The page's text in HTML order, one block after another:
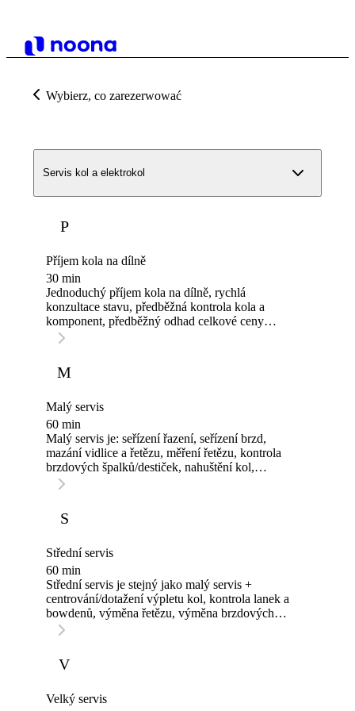
Wybierz, co zarezerwować
Servis kol a elektrokol
P
Příjem kola na dílně
30 min
Jednoduchý příjem kola na dílně, rychlá
konzultace stavu, předběžná kontrola kola a
komponent, předběžný odhad celkové ceny
servisu. Přesná cena servisu je stanovena až po
kontaktuji s výslednou cenou, pokud ji
odsouhlasíte, obratem kolo opravím.
M
Malý servis
60 min
Malý servis je: seřízení řazení, seřízení brzd,
mazání vidlice a řetězu, měření řetězu, kontrola
brzdových špalků/destiček, nahuštění kol,
dotažení šroubových spojů, nafoukání
opotřebovaných komponentů a práci za výměnu,
ale konečnou cenu se dozvíte vždy předem.
S
Střední servis
60 min
Střední servis je stejný jako malý servis +
centrování/dotažení výpletu kol, kontrola lanek a
bowdenů, výměna řetězu, výměna brzdových
špalků/destiček.
V
Velký servis